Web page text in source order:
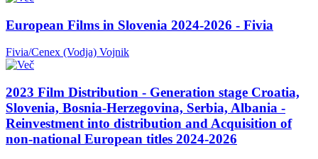
European Films in Slovenia 2024-2026 - Fivia
Fivia/Cenex (Vodja) Vojnik
2023 Film Distribution - Generation stage Croatia,
Slovenia, Bosnia-Herzegovina, Serbia, Albania -
Reinvestment into distribution and Acquisition of
non-national European titles 2024-2026